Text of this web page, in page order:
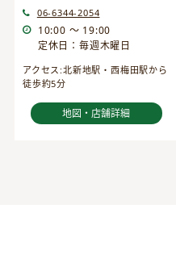
06-6344-2054
10:00 ～ 19:00
定休日：毎週木曜日
アクセス:北新地駅・西梅田駅から
徒歩約5分
地図・店舗詳細